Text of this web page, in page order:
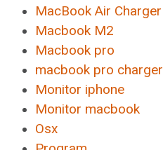
MacBook Air Charger
Macbook M2
Macbook pro
macbook pro charger
Monitor iphone
Monitor macbook
Osx